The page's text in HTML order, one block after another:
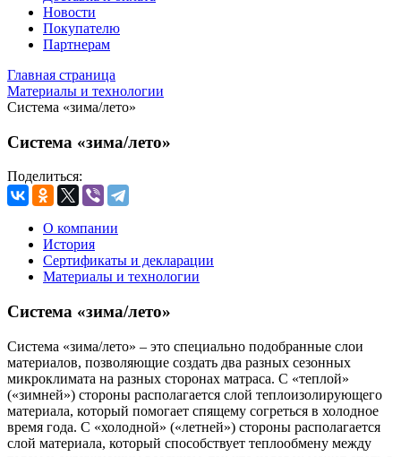
Новости
Покупателю
Партнерам
Главная страница
Материалы и технологии
Система «зима/лето»
Система «зима/лето»
Поделиться:
О компании
История
Сертификаты и декларации
Материалы и технологии
Система «зима/лето»
Система «зима/лето» – это специально подобранные слои
материалов, позволяющие создать два разных сезонных
микроклимата на разных сторонах матраса. С «теплой»
(«зимней») стороны располагается слой теплоизолирующего
материала, который помогает спящему согреться в холодное
время года. С «холодной» («летней») стороны располагается
слой материала, который способствует теплообмену между